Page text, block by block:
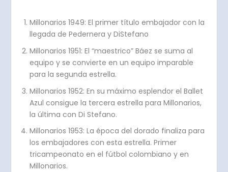
Millonarios 1949: El primer título embajador con la
llegada de Pedernera y DiStefano
Millonarios 1951: El “maestrico” Báez se suma al
equipo y se convierte en un equipo imparable
para la segunda estrella.
Millonarios 1952: En su máximo esplendor el Ballet
Azul consigue la tercera estrella para Millonarios,
la última con Di Stefano.
Millonarios 1953: La época del dorado finaliza para
los embajadores con esta estrella. Primer
tricampeonato en el fútbol colombiano y en
Millonarios.